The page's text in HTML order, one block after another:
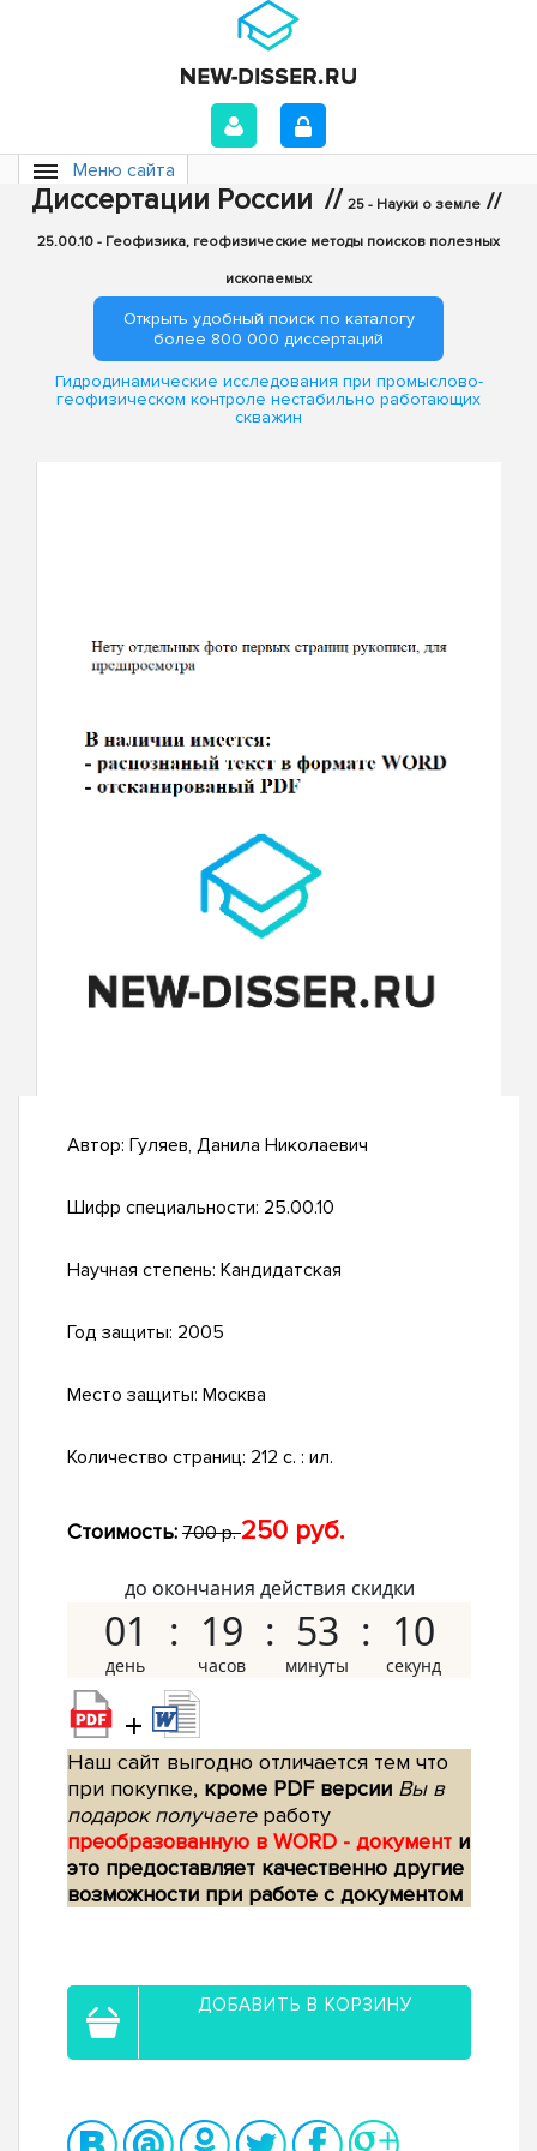
Меню сайта
Диссертации России // 25 - Науки о земле //
25.00.10 - Геофизика, геофизические методы поисков полезных
ископаемых
Открыть удобный поиск по каталогу
более 800 000 диссертаций
Гидродинамические исследования при промыслово-
геофизическом контроле нестабильно работающих
скважин
Автор: Гуляев, Данила Николаевич
Шифр специальности: 25.00.10
Научная степень: Кандидатская
Год защиты: 2005
Место защиты: Москва
Количество страниц: 212 с. : ил.
Стоимость: 700 р.250 руб.
до окончания действия скидки
01 19 53 09
+
Наш сайт выгодно отличается тем что
при покупке, кроме PDF версии Вы в
подарок получаетеработу
преобразованную в WORD - документ и
это предоставляет качественно другие
возможности при работе с документом
ДОБАВИТЬ В КОРЗИНУ